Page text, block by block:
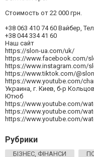
Стоимость от 22 000 грн.
+38 063 410 74 60 Вайбер,
+38 044 334 41 60
Наш сайт
https://slon-ua.com/uk/
https://www.facebook.com/
https://www.instagram.com/
https://www.tiktok.com/
https://www.youtube.com/
Украина, г. Киев, б-р
Ютюб
https://www.youtube.com/
https://www.youtube.com/
https://www.youtube.com/
Рубрики
БІЗНЕС, ФІНАНСИ